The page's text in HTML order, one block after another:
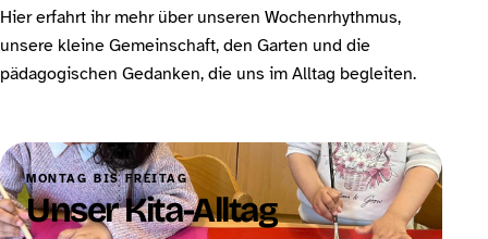
Hier erfahrt ihr mehr über unseren Wochenrhythmus,
unsere kleine Gemeinschaft, den Garten und die
pädagogischen Gedanken, die uns im Alltag begleiten.
MONTAG BIS FREITAG
Unser Kita-Alltag